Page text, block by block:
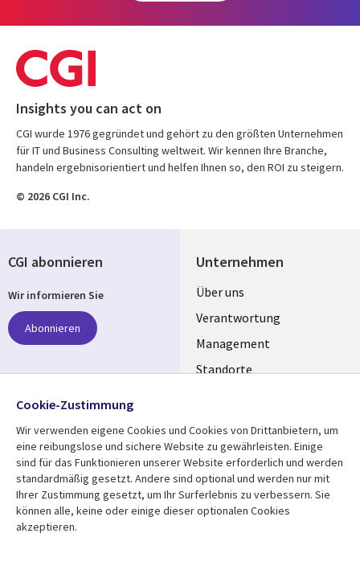
Insights you can act on
CGI wurde 1976 gegründet und gehört zu den größten Unternehmen
für IT und Business Consulting weltweit. Wir kennen Ihre Branche,
handeln ergebnisorientiert und helfen Ihnen so, den ROI zu steigern.
© 2026 CGI Inc.
Unternehmen
Useful
links
GERMANY
Über uns
Verantwortung
Management
Standorte
Mediathek
Library
Aktuelles
Rechtliches
CGI abonnieren
Wir informieren Sie
Abonnieren
Folgen Sie uns
Social
Media
GERMANY
Cookie-Zustimmung
Wir verwenden eigene Cookies und Cookies von Drittanbietern, um
eine reibungslose und sichere Website zu gewährleisten. Einige
sind für das Funktionieren unserer Website erforderlich und werden
standardmäßig gesetzt. Andere sind optional und werden nur mit
Ihrer Zustimmung gesetzt, um Ihr Surferlebnis zu verbessern. Sie
können alle, keine oder einige dieser optionalen Cookies
akzeptieren.